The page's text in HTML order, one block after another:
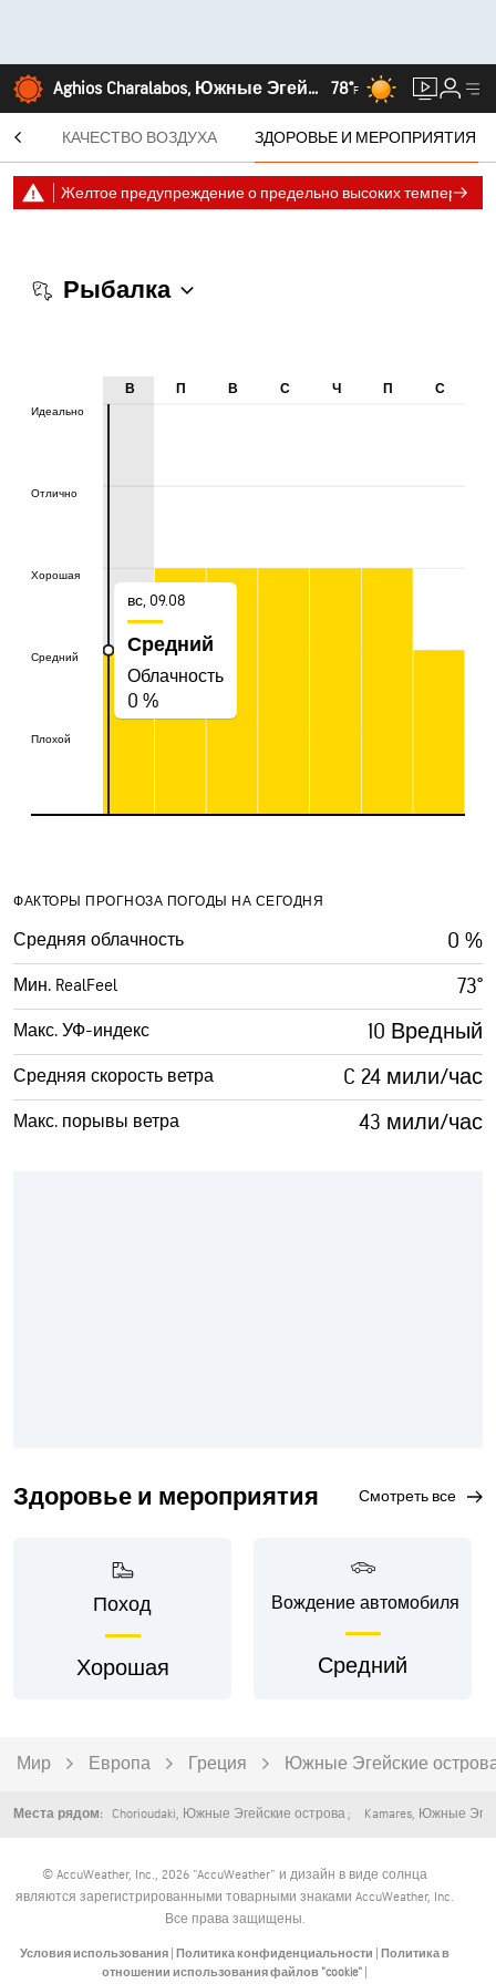
Aghios Charalabos, Южные Эгейские острова 78°F
КАЧЕСТВО ВОЗДУХА ЗДОРОВЬЕ И МЕРОПРИЯТИЯ
Желтое предупреждение о предельно высоких
Рыбалка
Идеально
Отлично
Хорошая
Средний
Плохой
В П В С Ч П С
Идеально
Отлично
Хорошая
Средний
Плохой
вс, 09.08
Средний
Облачность
0 %
ФАКТОРЫ ПРОГНОЗА ПОГОДЫ НА СЕГОДНЯ
Средняя облачность 0 %
Мин. RealFeel 73°
Макс. УФ-индекс 10 Вредный
Средняя скорость ветра C 24 мили/час
Макс. порывы ветра 43 мили/час
Здоровье и мероприятия смотреть все
Поход
Хорошая
Вождение автомобиля
Средний
Мир Европа Греция Южные Эгейские
Места рядом: Chorioudaki, Южные Эгейские острова Kamares, Южные
© AccuWeather, Inc., 2026 "AccuWeather" и дизайн в виде солнца
являются зарегистрированными товарными знаками AccuWeather, Inc.
Все права защищены.
Условия использования Политика конфиденциальности
Политика в
отношении использования файлов "cookie"